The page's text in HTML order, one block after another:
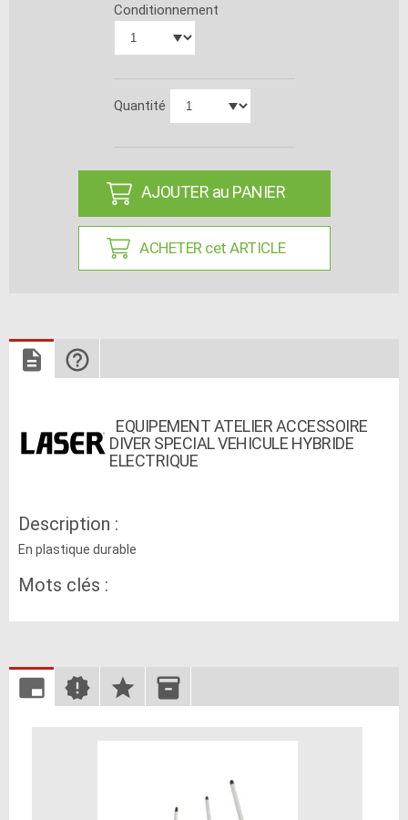
Conditionnement
Quantité
AJOUTER au PANIER
ACHETER cet ARTICLE
EQUIPEMENT ATELIER ACCESSOIRE
DIVER SPECIAL VEHICULE HYBRIDE
ELECTRIQUE
Description :
En plastique durable
Mots clés :